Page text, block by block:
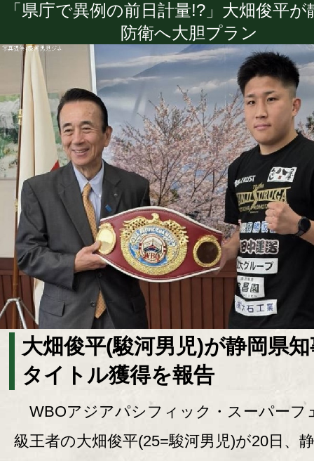
「県庁で異例の前日計量!?」大畑俊平が
防衛へ大胆プラン
大畑俊平(駿河男児)が静岡県
タイトル獲得を報告
WBOアジアパシフィック・スーパーフ
級王者の大畑俊平(25=駿河男児)が20日、